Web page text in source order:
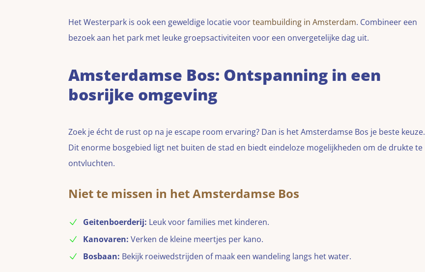
Het Westerpark is ook een geweldige locatie voorteambuilding in Amsterdam. Combineer een
bezoek aan het park met leuke groepsactiviteiten voor een onvergetelijke dag uit.
Amsterdamse Bos: Ontspanning in een
bosrijke omgeving
Zoek je écht de rust op na je escape room ervaring? Dan is het Amsterdamse Bos je beste keuze.
Dit enorme bosgebied ligt net buiten de stad en biedt eindeloze mogelijkheden om de drukte te
ontvluchten.
Niet te missen in het Amsterdamse Bos
Geitenboerderij: Leuk voor families met kinderen.
Kanovaren: Verken de kleine meertjes per kano.
Bosbaan: Bekijk roeiwedstrijden of maak een wandeling langs het water.